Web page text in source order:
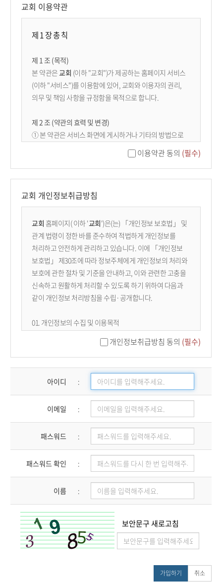
교회 이용약관
제 1 장 총 칙
제 1 조 (목적)
본 약관은교회 (이하 "교회")가 제공하는 홈페이지 서비스
(이하 "서비스")를 이용함에 있어, 교회와 이용자의 권리,
의무 및 책임 사항을 규정함을 목적으로 합니다.
제 2 조 (약관의 효력 및 변경)
① 본 약관은 서비스 화면에 게시하거나 기타의 방법으로
② 교회는 관련 법령을 위배하지 않는 범위 내에서 본
약관을 개정할 수 있으며, 변경된 약관은 서비스를 통해
서비스를 계속 이용할 경우, 약관의 변경 사항에 동의한
것으로 간주합니다.
제 3 조 (용어의 정의)
1. 이용자: 본 약관에 따라 교회가 제공하는 서비스를
이용하는 회원 및 비회원을 말합니다.
2. 회원: 서비스에 접속하여 본 약관에 동의하고 이용자
번호(ID)와 비밀번호를 발급받은 자를 말합니다.
3. 콘텐츠: 교회가 서비스 상에서 제공하는 설교 영상,
제 2 장 서비스 이용 및 관리
제 4 조 (이용 신청 및 승낙)
① 이용계약은 이용자가 약관 내용에 동의하고 회원가입
신청을 하면, 교회가 이를 승낙함으로써 성립합니다.
② 교회는 다음 각 호에 해당하는 신청에 대하여는 승낙을
거절하거나 사후에 취소할 수 있습니다.
- 타인의 명의를 도용하여 신청한 경우
- 등록 내용에 허위, 기재 누락, 오기가 있는 경우
- 교회의 신앙적 목적이나 정체성에 반하는 의도를 가진
경우
제 5 조 (서비스의 제공 및 중단)
① 교회는 컴퓨터 등 정보통신설비의 보수점검, 교체 및
제공을 일시적으로 중단할 수 있습니다.
② 제1항에 의한 서비스 중단의 경우, 교회는 공지사항을
통해 이용자에게 통지합니다. 단, 천재지변 등 통제할 수
이용약관 동의 (필수)
교회 개인정보취급방침
교회 홈페이지(이하 '교회')은(는) 「개인정보 보호법」 및
관계 법령이 정한 바를 준수하여 적법하게 개인정보를
처리하고 안전하게 관리하고 있습니다. 이에 「개인정보
보호법」 제30조에 따라 정보주체에게 개인정보의 처리와
보호에 관한 절차 및 기준을 안내하고, 이와 관련한 고충을
신속하고 원활하게 처리할 수 있도록 하기 위하여 다음과
같이 개인정보 처리방침을 수립·공개합니다.
01. 개인정보의 수집 및 이용목적
03. 개인정보의 공유 및 제3자 제공
04. 개인정보 처리의 위탁
05. 개인정보의 처리 및 보유기간
06. 개인정보 파기절차 및 방법
07. 이용자 및 법정대리인의 권리와 그 행사방법
08. 개인정보 자동 수집 장치의 설치/ 운영 및 거부에 관한
사항
09. 개인정보의 기술적/ 관리적 보호 대책
10. 개인정보관리책임자 및 담당자의 연락처
11. 개인정보 열람청구 처리 부서
12. 고정형 영상정보처리기기(CCTV) 운영·관리
13. 정보주체의 권익침해에 대한 구제방법
14. 개인정보 처리방침의 변경에 관한 사항
01. 개인정보의 수집 및 이용목적
교회는 다음의 목적을 위하여 개인정보를 처리합니다.
처리하고 있는 개인정보는 다음의 목적 외의 용도로는
「개인정보 보호법」 제18조에 따라 별도의 동의를 받는 등
개인정보취급방침 동의 (필수)
아이디 :
이메일 :
패스워드 :
패스워드 확인 :
이름 :
보안문구 새로고침
가입하기 취소